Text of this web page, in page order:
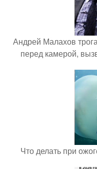
Андрей Малахов
перед камерой,
Что делать при